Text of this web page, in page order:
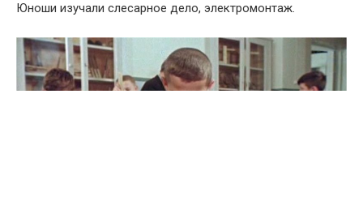
Юноши изучали слесарное дело, электромонтаж.